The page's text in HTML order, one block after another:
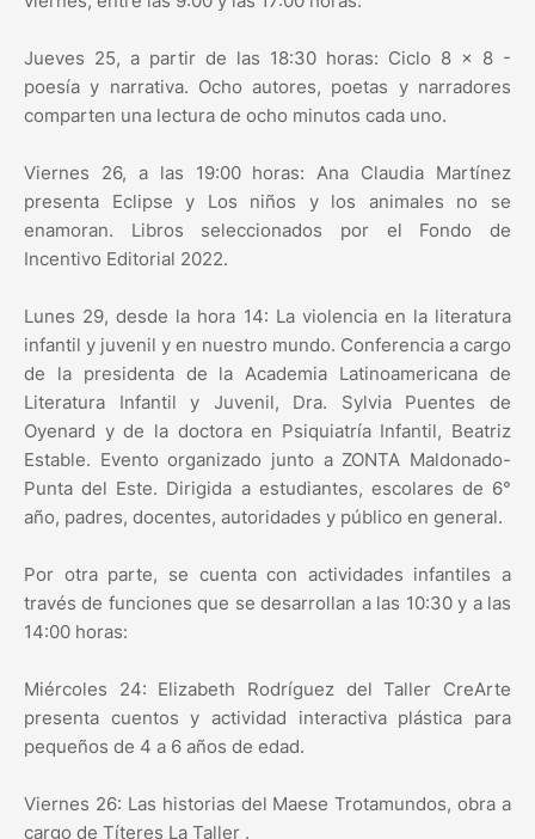
Jueves 25, a partir de las 18:30 horas: Ciclo 8 x 8 -
poesía y narrativa. Ocho autores, poetas y narradores
comparten una lectura de ocho minutos cada uno.
Viernes 26, a las 19:00 horas: Ana Claudia Martínez
presenta Eclipse y Los niños y los animales no se
enamoran. Libros seleccionados por el Fondo de
Incentivo Editorial 2022.
Lunes 29, desde la hora 14: La violencia en la literatura
infantil y juvenil y en nuestro mundo. Conferencia a cargo
de la presidenta de la Academia Latinoamericana de
Literatura Infantil y Juvenil, Dra. Sylvia Puentes de
Oyenard y de la doctora en Psiquiatría Infantil, Beatriz
Estable. Evento organizado junto a ZONTA Maldonado-
Punta del Este. Dirigida a estudiantes, escolares de 6°
año, padres, docentes, autoridades y público en general.
Por otra parte, se cuenta con actividades infantiles a
través de funciones que se desarrollan a las 10:30 y a las
14:00 horas:
Miércoles 24: Elizabeth Rodríguez del Taller CreArte
presenta cuentos y actividad interactiva plástica para
pequeños de 4 a 6 años de edad.
Viernes 26: Las historias del Maese Trotamundos, obra a
cargo de Títeres La Taller .